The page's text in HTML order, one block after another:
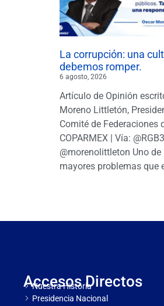
La corrupción: una
debemos romper.
6 agosto, 2026
Artículo de Opinión
Moreno Littletón,
Comité de Federaciones
COPARMEX | Vía:
@morenolittleton Uno de
mayores problemas que
Accesos Directos
Nuestra Historia
Presidencia Nacional